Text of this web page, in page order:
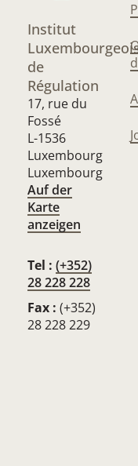
Institut
de
Régulation
17, rue du
Fossé
L-1536
Luxembourg
Luxembourg
Auf der
Karte
anzeigen
Tel : (+352)
28 228 228
Fax : (+352)
28 228 229